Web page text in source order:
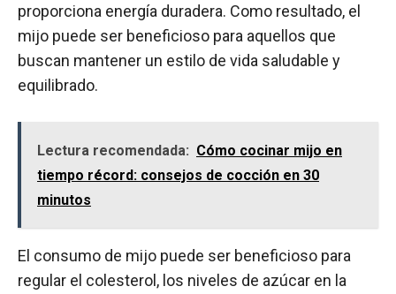
proporciona energía duradera. Como resultado, el
mijo puede ser beneficioso para aquellos que
buscan mantener un estilo de vida saludable y
equilibrado.
Lectura recomendada: Cómo cocinar mijo en
tiempo récord: consejos de cocción en 30
minutos
El consumo de mijo puede ser beneficioso para
regular el colesterol, los niveles de azúcar en la